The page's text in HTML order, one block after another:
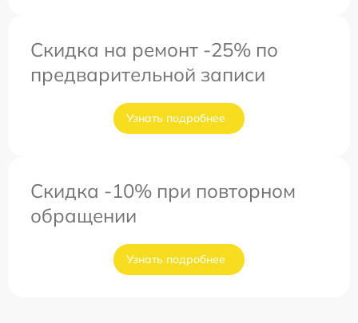
Скидка на ремонт -25% по
предварительной записи
Узнать подробнее
Скидка -10% при повторном
обращении
Узнать подробнее